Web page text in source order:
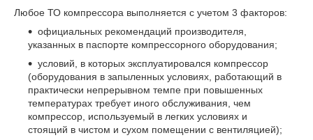
Любое ТО компрессора выполняется с учетом 3 факторов:
официальных рекомендаций производителя,
указанных в паспорте компрессорного оборудования;
условий, в которых эксплуатировался компрессор
(оборудования в запыленных условиях, работающий в
практически непрерывном темпе при повышенных
температурах требует иного обслуживания, чем
компрессор, используемый в легких условиях и
стоящий в чистом и сухом помещении с вентиляцией);